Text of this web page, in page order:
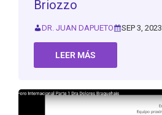
Briozzo
DR. JUAN DAPUETO SEP 3, 2023
LEER MÁS